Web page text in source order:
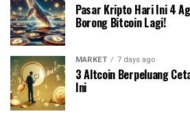
Pasar Kripto Hari Ini 4
Borong Bitcoin Lagi!
MARKET 7 days ago
3 Altcoin Berpeluang
Ini